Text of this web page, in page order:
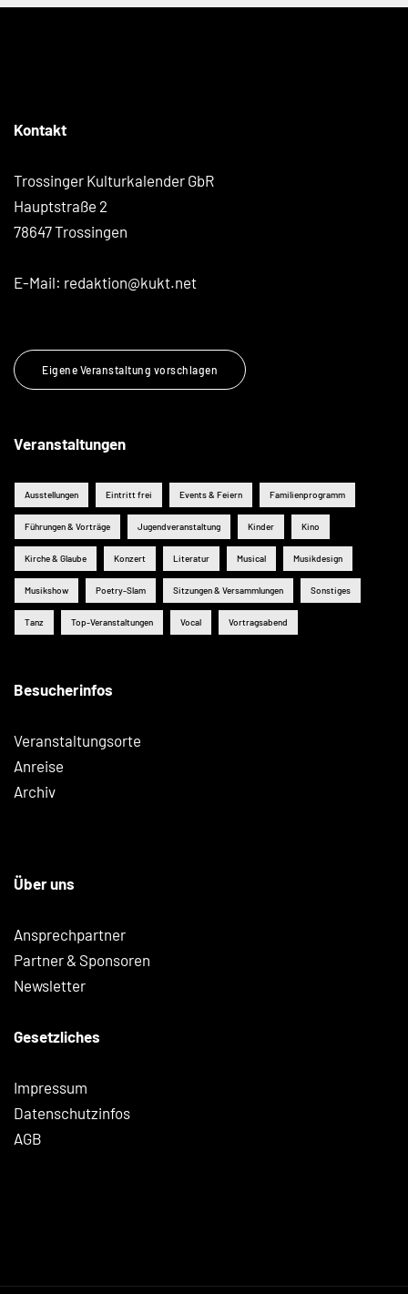
Kontakt
Trossinger Kulturkalender GbR
Hauptstraße 2
78647 Trossingen
E-Mail: redaktion@kukt.net
Eigene Veranstaltung vorschlagen
Veranstaltungen
Ausstellungen Eintritt frei Events & Feiern Familienprogramm
Führungen & Vorträge Jugendveranstaltung Kinder Kino
Kirche & Glaube Konzert Literatur Musical Musikdesign
Musikshow Poetry-Slam Sitzungen & Versammlungen Sonstiges
Tanz Top-Veranstaltungen Vocal Vortragsabend
Besucherinfos
Veranstaltungsorte
Anreise
Archiv
Über uns
Ansprechpartner
Partner & Sponsoren
Newsletter
Gesetzliches
Impressum
Datenschutzinfos
AGB